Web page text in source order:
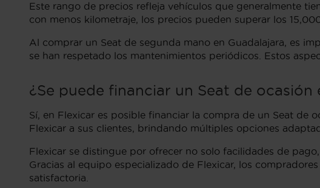
Este rango de precios refleja vehículos que generalmente
con menos kilometraje, los precios pueden superar los
Al comprar un Seat de segunda mano en Guadalajara, es
se han respetado los mantenimientos periódicos. Estos
¿Se puede financiar un Seat de ocasión
Sí, en Flexicar es posible financiar la compra de un Seat de
Flexicar a sus clientes, brindando múltiples opciones
Flexicar se distingue por ofrecer no solo facilidades de
Gracias al equipo especializado de Flexicar, los
satisfactoria.